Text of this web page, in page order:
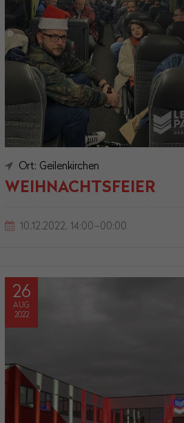
Ort: Geilenkirchen
WEIHNACHTSFEIER
10.12.2022, 14:00–00:00
26
AUG
2022